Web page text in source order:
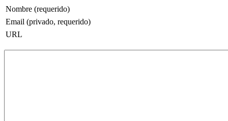
Nombre (requerido)
Email (privado, requerido)
URL